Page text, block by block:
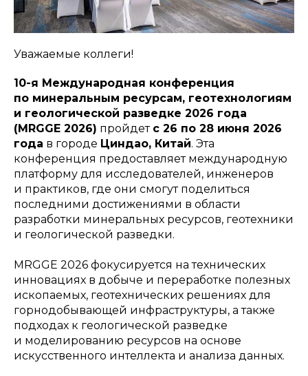
Уважаемые коллеги!
10-я Международная конференция
по минеральным ресурсам, геотехнологиям
и геологической разведке 2026 года
(MRGGE 2026) пройдет с 26 по 28 июня 2026
года в городе Циндао, Китай. Эта
конференция предоставляет международную
платформу для исследователей, инженеров
и практиков, где они смогут поделиться
последними достижениями в области
разработки минеральных ресурсов, геотехники
и геологической разведки.
MRGGE 2026 фокусируется на технических
инновациях в добыче и переработке полезных
ископаемых, геотехнических решениях для
горнодобывающей инфраструктуры, а также
подходах к геологической разведке
и моделированию ресурсов на основе
искусственного интеллекта и анализа данных.